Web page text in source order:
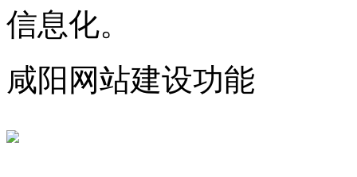
信息化。
咸阳网站建设功能